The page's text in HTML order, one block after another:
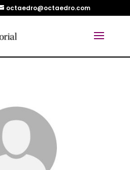
octaedro@octaedro.com